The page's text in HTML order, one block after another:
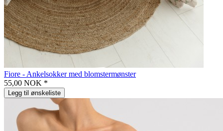
Fiore - Ankelsokker med blomstermønster
55,00 NOK *
Legg til ønskeliste